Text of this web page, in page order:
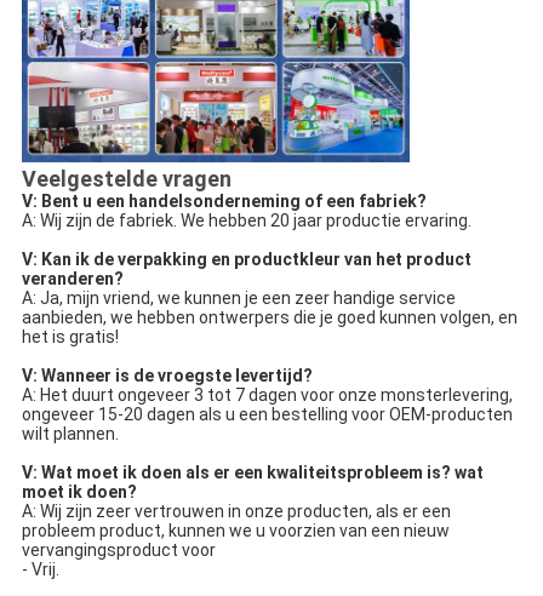
Veelgestelde vragen
V: Bent u een handelsonderneming of een fabriek?
A: Wij zijn de fabriek. We hebben 20 jaar productie ervaring.
V: Kan ik de verpakking en productkleur van het product
veranderen?
A: Ja, mijn vriend, we kunnen je een zeer handige service
aanbieden, we hebben ontwerpers die je goed kunnen volgen, en
het is gratis!
V: Wanneer is de vroegste levertijd?
A: Het duurt ongeveer 3 tot 7 dagen voor onze monsterlevering,
ongeveer 15-20 dagen als u een bestelling voor OEM-producten
wilt plannen.
V: Wat moet ik doen als er een kwaliteitsprobleem is? wat
moet ik doen?
A: Wij zijn zeer vertrouwen in onze producten, als er een
probleem product, kunnen we u voorzien van een nieuw
vervangingsproduct voor
- Vrij.